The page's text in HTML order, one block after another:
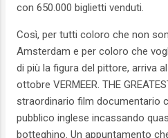
con 650.000 biglietti venduti.
Così, per tutti coloro che non
Amsterdam e per coloro che
di più la figura del pittore, arriva
ottobre VERMEER. THE
straordinario film documentario
pubblico inglese incassando
botteghino. Un appuntamento